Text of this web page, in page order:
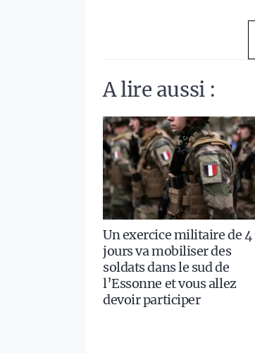
A lire aussi :
Un exercice militaire de 4
jours va mobiliser des
soldats dans le sud de
l’Essonne et vous allez
devoir participer